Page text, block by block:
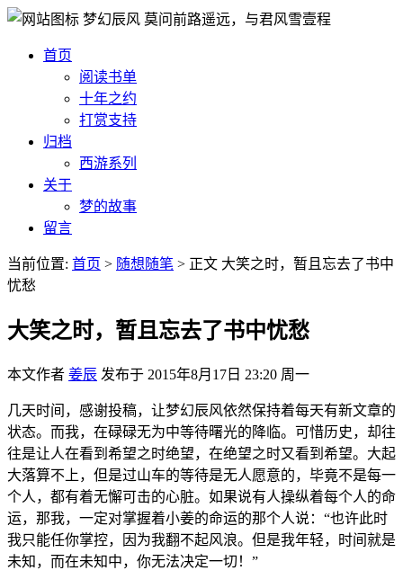
梦幻辰风 莫问前路遥远，与君风雪壹程
首页
阅读书单
十年之约
打赏支持
归档
西游系列
关于
梦的故事
留言
当前位置: 首页 > 随想随笔 > 正文 大笑之时，暂且忘去了书中
忧愁
大笑之时，暂且忘去了书中忧愁
本文作者 姜辰 发布于 2015年8月17日 23:20 周一
几天时间，感谢投稿，让梦幻辰风依然保持着每天有新文章的
状态。而我，在碌碌无为中等待曙光的降临。可惜历史，却往
往是让人在看到希望之时绝望，在绝望之时又看到希望。大起
大落算不上，但是过山车的等待是无人愿意的，毕竟不是每一
个人，都有着无懈可击的心脏。如果说有人操纵着每个人的命
运，那我，一定对掌握着小姜的命运的那个人说：“也许此时
我只能任你掌控，因为我翻不起风浪。但是我年轻，时间就是
未知，而在未知中，你无法决定一切！”